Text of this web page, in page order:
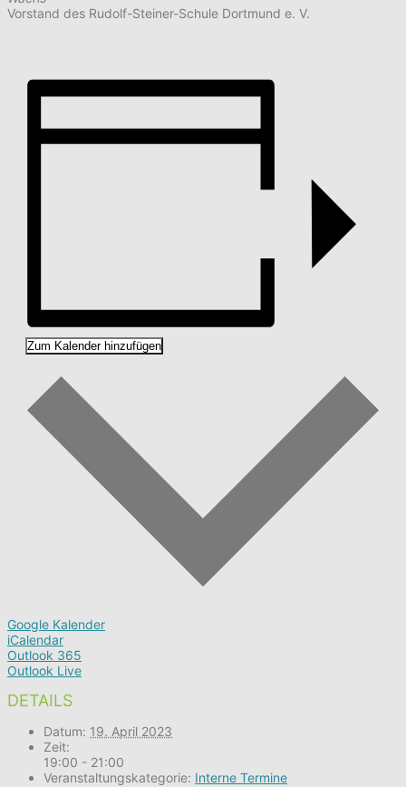
Vorstand des Rudolf-Steiner-Schule Dortmund e. V.
Zum Kalender hinzufügen
Google Kalender
iCalendar
Outlook 365
Outlook Live
DETAILS
Datum: 19. April 2023
Zeit:
19:00 - 21:00
Veranstaltungskategorie: Interne Termine